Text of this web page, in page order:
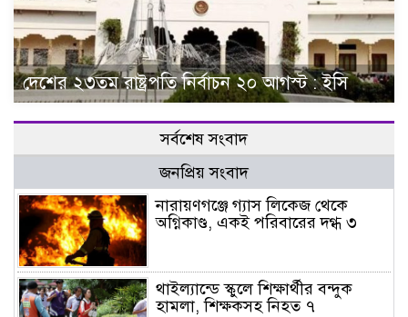
দেশের ২৩তম রাষ্ট্রপতি নির্বাচন ২০ আগস্ট : ইসি
সর্বশেষ সংবাদ
জনপ্রিয় সংবাদ
নারায়ণগঞ্জে গ্যাস লিকেজ থেকে
অগ্নিকাণ্ড, একই পরিবারের দগ্ধ ৩
থাইল্যান্ডে স্কুলে শিক্ষার্থীর বন্দুক
হামলা, শিক্ষকসহ নিহত ৭